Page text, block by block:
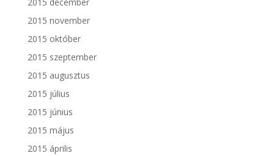
2015 november
2015 október
2015 szeptember
2015 augusztus
2015 július
2015 június
2015 május
2015 április